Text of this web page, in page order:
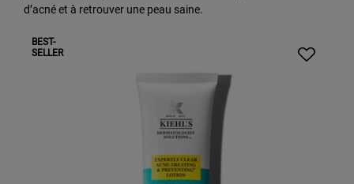
d’acné et à retrouver une peau saine.
BEST-
SELLER